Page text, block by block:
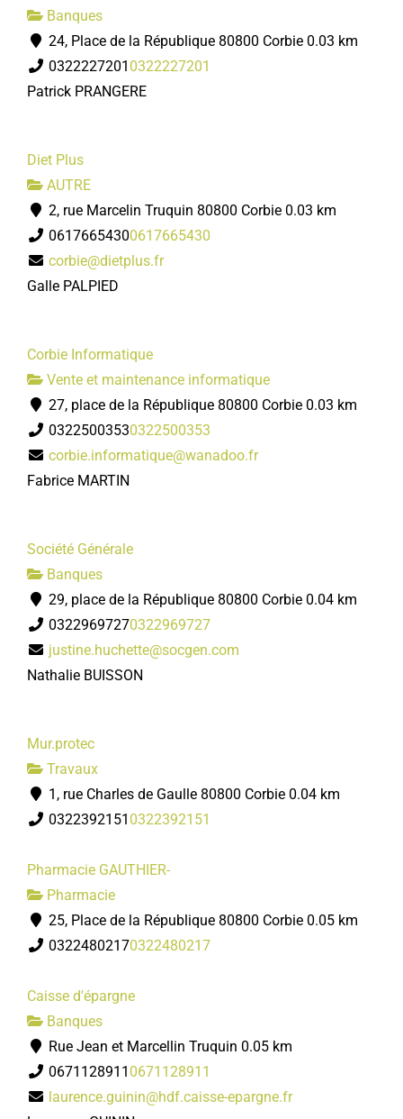
Banques
24, Place de la République 80800 Corbie 0.03 km
0322227201 0322227201
Patrick PRANGERE
Diet Plus
AUTRE
2, rue Marcelin Truquin 80800 Corbie 0.03 km
06176654300617665430
corbie@dietplus.fr
Galle PALPIED
Corbie Informatique
Vente et maintenance informatique
27, place de la République 80800 Corbie 0.03 km
03225003530322500353
corbie.informatique@wanadoo.fr
Fabrice MARTIN
Société Générale
Banques
29, place de la République 80800 Corbie 0.04 km
03229697270322969727
justine.huchette@socgen.com
Nathalie BUISSON
Mur.protec
Travaux
1, rue Charles de Gaulle 80800 Corbie 0.04 km
0322392151 0322392151
Pharmacie GAUTHIER-
Pharmacie
25, Place de la République 80800 Corbie 0.05 km
03224802170322480217
Caisse d'épargne
Banques
Rue Jean et Marcellin Truquin 0.05 km
0671128911 0671128911
laurence.guinin@hdf.caisse-epargne.fr